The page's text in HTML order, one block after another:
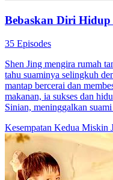
Bebaskan Diri
35 Episodes
Shen Jing mengira rumah
tahu suaminya selingkuh
mantap bercerai dan
makanan, ia sukses dan
Sinian, meninggalkan suami
Kesempatan Kedua Miskin